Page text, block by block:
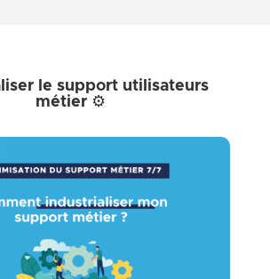
le support utilisateurs
métier ⚙️